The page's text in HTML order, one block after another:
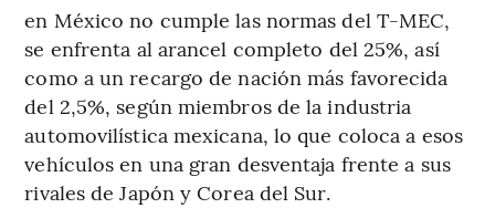
en México no cumple las normas del T-MEC,
se enfrenta al arancel completo del 25%, así
como a un recargo de nación más favorecida
del 2,5%, según miembros de la industria
automovilística mexicana, lo que coloca a esos
vehículos en una gran desventaja frente a sus
rivales de Japón y Corea del Sur.